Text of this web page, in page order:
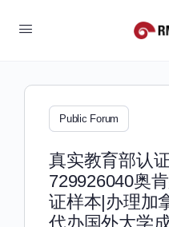
Public Forum
真实教育部认
729926040奥
证样本|办理加
代办国外大学